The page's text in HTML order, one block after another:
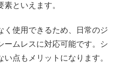
といえます。
く使用できるため、日常のジ
ームレスに対応可能です。シ
点もメリットになります。